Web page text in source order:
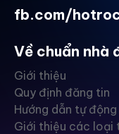
📞 *** – Nhà thật,
fb.com/
Về chuẩn nhà
Giới thiệu
Quy định đăng tin
Hướng dẫn tự
Giới thiệu các loại